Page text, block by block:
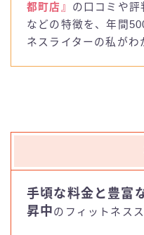
お問い合わせ
studio IVY
T-THREE
BDCピラティス
都町店』 の口コミや評
などの特徴を、年間
ネスライターの私がわ
手頃な料金と豊富
昇中のフィットネス